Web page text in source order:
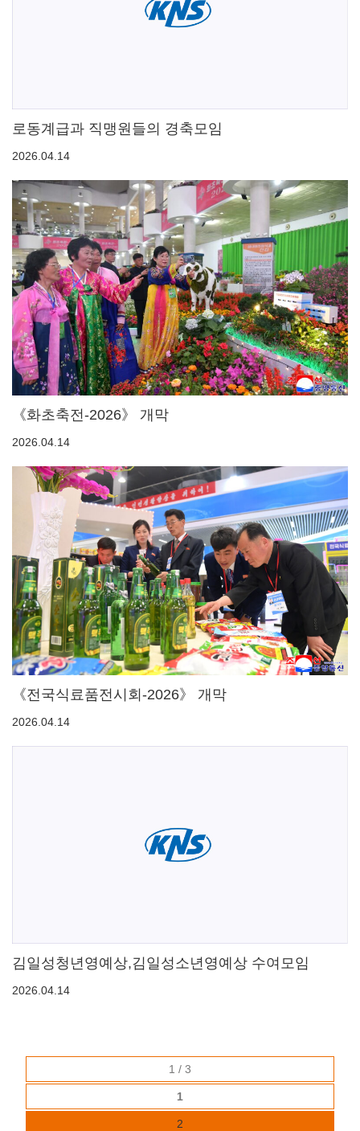
로동계급과 직맹원들의 경축모임
2026.04.14
《화초축전-2026》 개막
2026.04.14
《전국식료품전시회-2026》 개막
2026.04.14
김일성청년영예상,김일성소년영예상 수여모임
2026.04.14
1 / 3
1
2